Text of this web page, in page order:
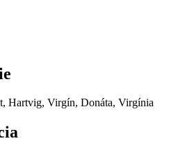
Hartvig, Virgín, Donáta, Virgínia